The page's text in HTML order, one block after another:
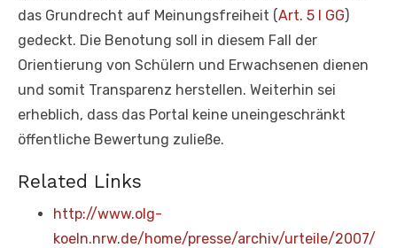
das Grundrecht auf Meinungsfreiheit (Art. 5 I GG)
gedeckt. Die Benotung soll in diesem Fall der
Orientierung von Schülern und Erwachsenen dienen
und somit Transparenz herstellen. Weiterhin sei
erheblich, dass das Portal keine uneingeschränkt
öffentliche Bewertung zuließe.
Related Links
http://www.olg-
koeln.nrw.de/home/presse/archiv/urteile/2007/